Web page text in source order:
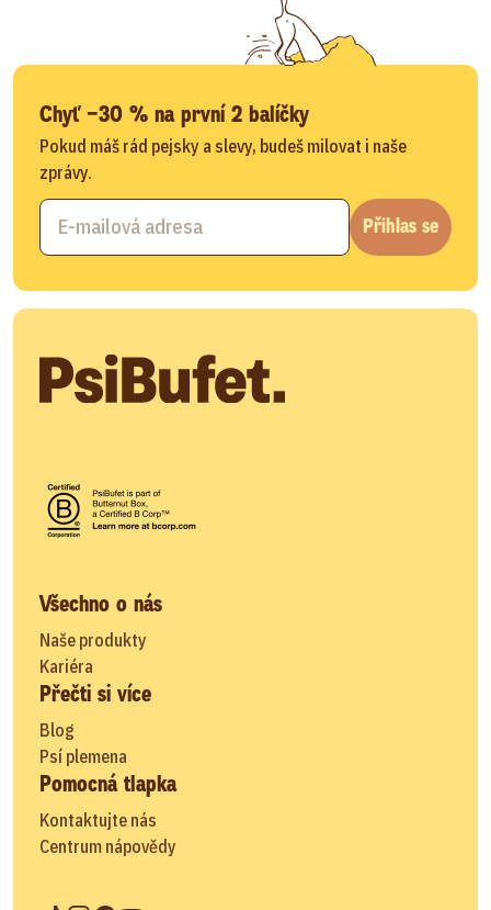
Chyť −30 % na první 2 balíčky
Pokud máš rád pejsky a slevy, budeš milovat i naše
zprávy.
Přihlas se
Všechno o nás
Naše produkty
Kariéra
Přečti si více
Blog
Psí plemena
Pomocná tlapka
Kontaktujte nás
Centrum nápovědy